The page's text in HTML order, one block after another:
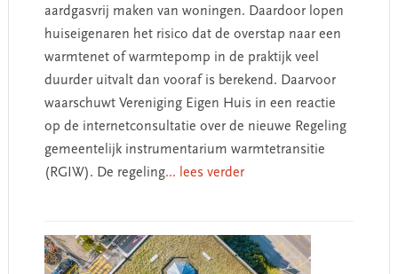
aardgasvrij maken van woningen. Daardoor lopen
huiseigenaren het risico dat de overstap naar een
warmtenet of warmtepomp in de praktijk veel
duurder uitvalt dan vooraf is berekend. Daarvoor
waarschuwt Vereniging Eigen Huis in een reactie
op de internetconsultatie over de nieuwe Regeling
gemeentelijk instrumentarium warmtetransitie
(RGIW). De regeling... lees verder